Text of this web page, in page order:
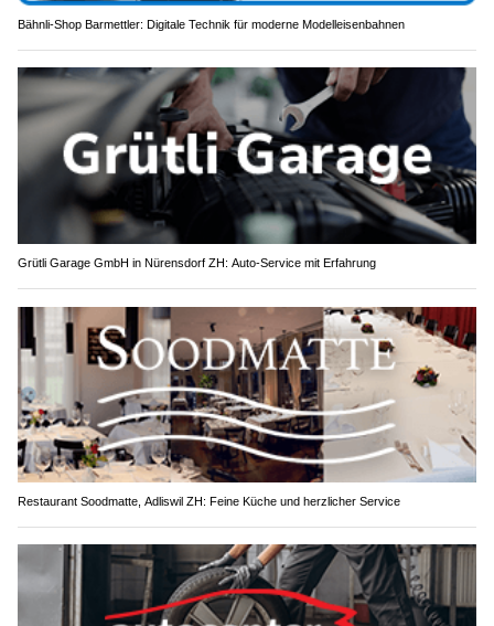
Bähnli-Shop Barmettler: Digitale Technik für moderne Modelleisenbahnen
Grütli Garage GmbH in Nürensdorf ZH: Auto-Service mit Erfahrung
Restaurant Soodmatte, Adliswil ZH: Feine Küche und herzlicher Service